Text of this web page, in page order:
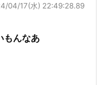
04/17(水) 22:49:28.89
もんなあ